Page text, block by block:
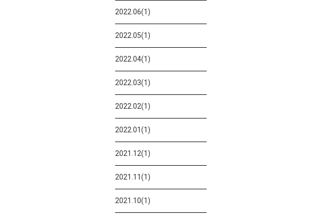
2022.06(1)
2022.05(1)
2022.04(1)
2022.03(1)
2022.02(1)
2022.01(1)
2021.12(1)
2021.11(1)
2021.10(1)